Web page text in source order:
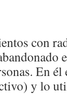
con
En
y lo